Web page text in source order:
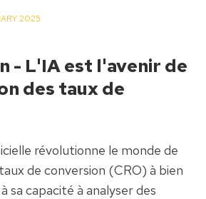
2025
- L'IA est l'avenir de
des taux de
révolutionne le monde de
de conversion (CRO) à bien
sa capacité à analyser des